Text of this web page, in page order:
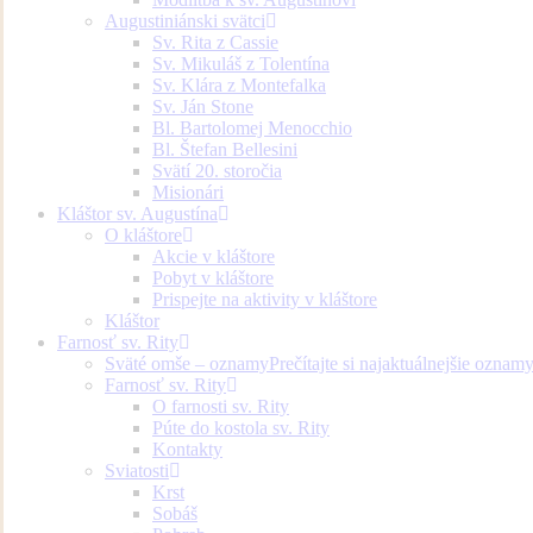
Augustiniánski svätci
Sv. Rita z Cassie
Sv. Mikuláš z Tolentína
Sv. Klára z Montefalka
Sv. Ján Stone
Bl. Bartolomej Menocchio
Bl. Štefan Bellesini
Svätí 20. storočia
Misionári
Kláštor sv. Augustína
O kláštore
Akcie v kláštore
Pobyt v kláštore
Prispejte na aktivity v kláštore
Kláštor
Farnosť sv. Rity
Sväté omše – oznamyPrečítajte si najaktuálnejšie
Farnosť sv. Rity
O farnosti sv. Rity
Púte do kostola sv. Rity
Kontakty
Sviatosti
Krst
Sobáš